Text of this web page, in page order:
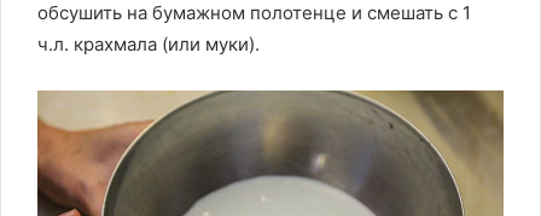
обсушить на бумажном полотенце и смешать с 1
ч.л. крахмала (или муки).